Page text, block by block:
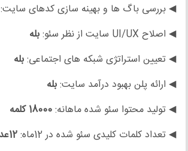
◀ بررسی باگ ها و بهینه سازی کدهای سایت:
◀ اصلاح UI/UX سایت از نظر سئو:
بله
◀ تعیین استراتژی شبکه های اجتماعی:بله
◀ ارائه پلن بهبود درآمد سایت:بله
◀ تولید محتوا سئو شده ماهانه:18000 کلمه
◀ تعداد کلمات کلیدی سئو شده در 12ماه:
12عدد